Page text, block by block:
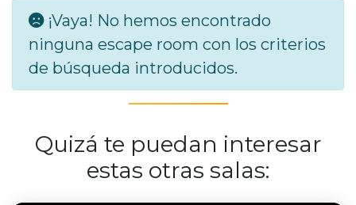
¡Vaya! No hemos encontrado
ninguna escape room con los criterios
de búsqueda introducidos.
Quizá te puedan interesar
estas otras salas: